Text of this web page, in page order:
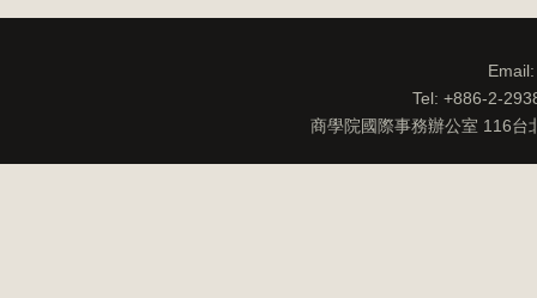
Tel: +886-2-
商學院國際事務辦公室 116台